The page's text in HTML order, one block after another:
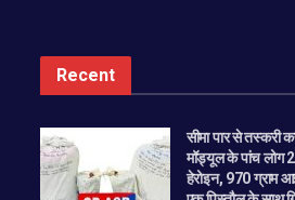
Recent
सीमा पार से तस्करी
मॉड्यूल के पांच लोग
हेरोइन, 970 ग्राम